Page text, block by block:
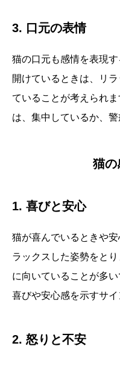
3. 口元の表情
猫の口元も感情を表現
開けているときは、リ
ていることが考えられ
は、集中しているか、
猫の
1. 喜びと安心
猫が喜んでいるときや
ラックスした姿勢をと
に向いていることが多
喜びや安心感を示すサイ
2. 怒りと不安